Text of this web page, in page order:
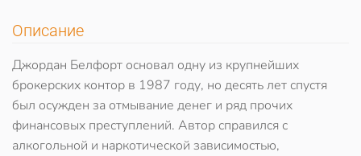
Описание
Джордан Белфорт основал одну из крупнейших
брокерских контор в 1987 году, но десять лет спустя
был осужден за отмывание денег и ряд прочих
финансовых преступлений. Автор справился с
алкогольной и наркотической зависимостью,